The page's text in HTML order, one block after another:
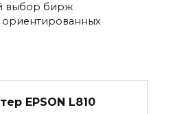
выбор бирж
EPSON L810